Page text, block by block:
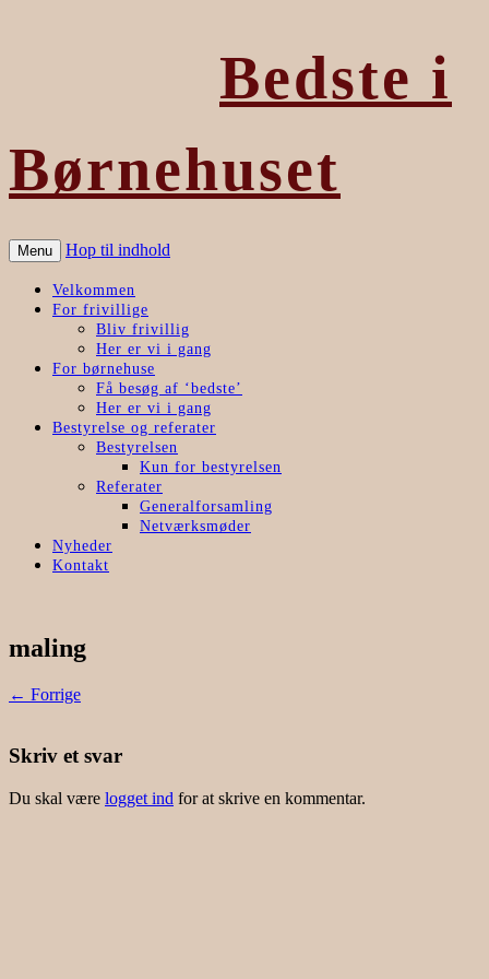
Bedste i
Børnehuset
Menu Hop til indhold
Velkommen
For frivillige
Bliv frivillig
Her er vi i gang
For børnehuse
Få besøg af ‘bedste’
Her er vi i gang
Bestyrelse og referater
Bestyrelsen
Kun for bestyrelsen
Referater
Generalforsamling
Netværksmøder
Nyheder
Kontakt
maling
← Forrige
Skriv et svar
Du skal være logget ind for at skrive en kommentar.